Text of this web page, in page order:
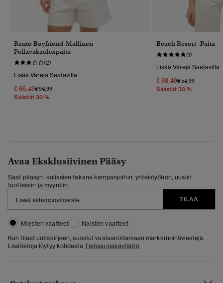
Rento Boyfriend-Mallinen
Pellavakauluspaita
(2)
Lisää Värejä Saatavilla
€ 66,49Hinta Alennettu Hinnasta
€ 94,99Hintaan
Säästät 30 %
Beach Resort -paita
(1)
Lisää Värejä Saatavilla
€ 38,49Hinta Alennettu
€ 54,99Hintaan
Säästät 30 %
Avaa Eksklusiivinen Pääsy
Saat pääsyn: kulissien takana kampanjoihin, yhteistyöhön, uusiin
tuotteisiin ja myyntiin.
TILAA
Miesten vaatteet
Naisten vaatteet
Kun tilaat uutiskirjeen, suostut vastaanottamaan markkinointiviestejä.
Lisätietoja löytyy kohdasta Tietosuojakäytäntö